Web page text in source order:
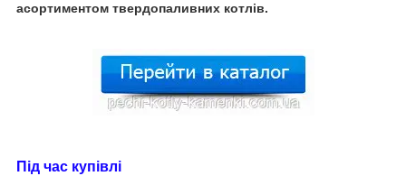
асортиментом твердопаливних котлів.
Під час купівлі